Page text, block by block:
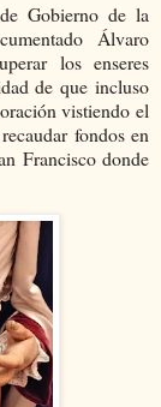
Gobierno de la
Álvaro
los enseres
de que incluso
vistiendo el
fondos en
Francisco donde